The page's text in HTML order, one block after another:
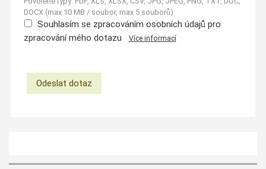
DOCX (max 10 MB / soubor, max 5 souborů)
Souhlasím se zpracováním osobních údajů pro
zpracování mého dotazu
Více informací